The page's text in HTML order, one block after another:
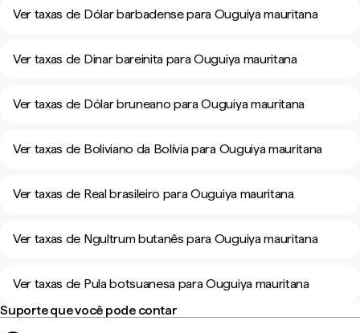
Ver taxas de Dólar barbadense para Ouguiya mauritana
Ver taxas de Dinar bareinita para Ouguiya mauritana
Ver taxas de Dólar bruneano para Ouguiya mauritana
Ver taxas de Boliviano da Bolívia para Ouguiya mauritana
Ver taxas de Real brasileiro para Ouguiya mauritana
Ver taxas de Ngultrum butanês para Ouguiya mauritana
Ver taxas de Pula botsuanesa para Ouguiya mauritana
Suporte que você pode contar